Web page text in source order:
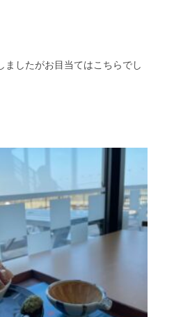
ましたがお目当てはこちらでし